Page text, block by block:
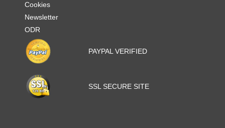
Cookies
Newsletter
ODR
PAYPAL VERIFIED
SSL SECURE SITE